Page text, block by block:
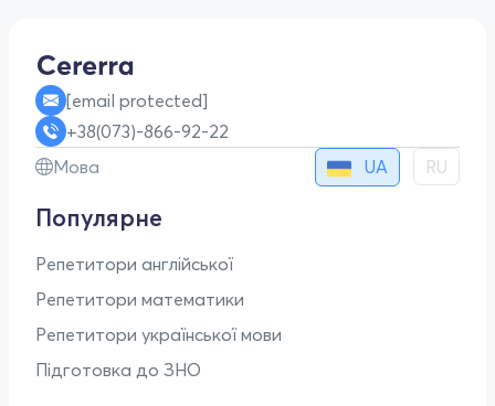
[email protected]
+38(073)-866-92-22
Мова
UA RU
Популярне
Репетитори англійської
Репетитори математики
Репетитори української мови
Підготовка до ЗНО